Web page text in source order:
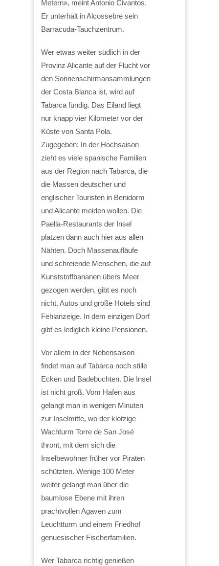
Metern», meint Antonio Civantos.
Er unterhält in Alcossebre sein
Barracuda-Tauchzentrum.
Wer etwas weiter südlich in der
Provinz Alicante auf der Flucht vor
den Sonnenschirmansammlungen
der Costa Blanca ist, wird auf
Tabarca fündig. Das Eiland liegt
nur knapp vier Kilometer vor der
Küste von Santa Pola.
Zugegeben: In der Hochsaison
zieht es viele spanische Familien
aus der Region nach Tabarca, die
die Massen deutscher und
englischer Touristen in Benidorm
und Alicante meiden wollen. Die
Paella-Restaurants der Insel
platzen dann auch hier aus allen
Nähten. Doch Massenaufläufe
und schreiende Menschen, die auf
Kunststoffbananen übers Meer
gezogen werden, gibt es noch
nicht. Autos und große Hotels sind
Fehlanzeige. In dem einzigen Dorf
gibt es lediglich kleine Pensionen.
Vor allem in der Nebensaison
findet man auf Tabarca noch stille
Ecken und Badebuchten. Die Insel
ist nicht groß. Vom Hafen aus
gelangt man in wenigen Minuten
zur Inselmitte, wo der klotzige
Wachturm Torre de San José
thront, mit dem sich die
Inselbewohner früher vor Piraten
schützten. Wenige 100 Meter
weiter gelangt man über die
baumlose Ebene mit ihren
prachtvollen Agaven zum
Leuchtturm und einem Friedhof
genuesischer Fischerfamilien.
Wer Tabarca richtig genießen